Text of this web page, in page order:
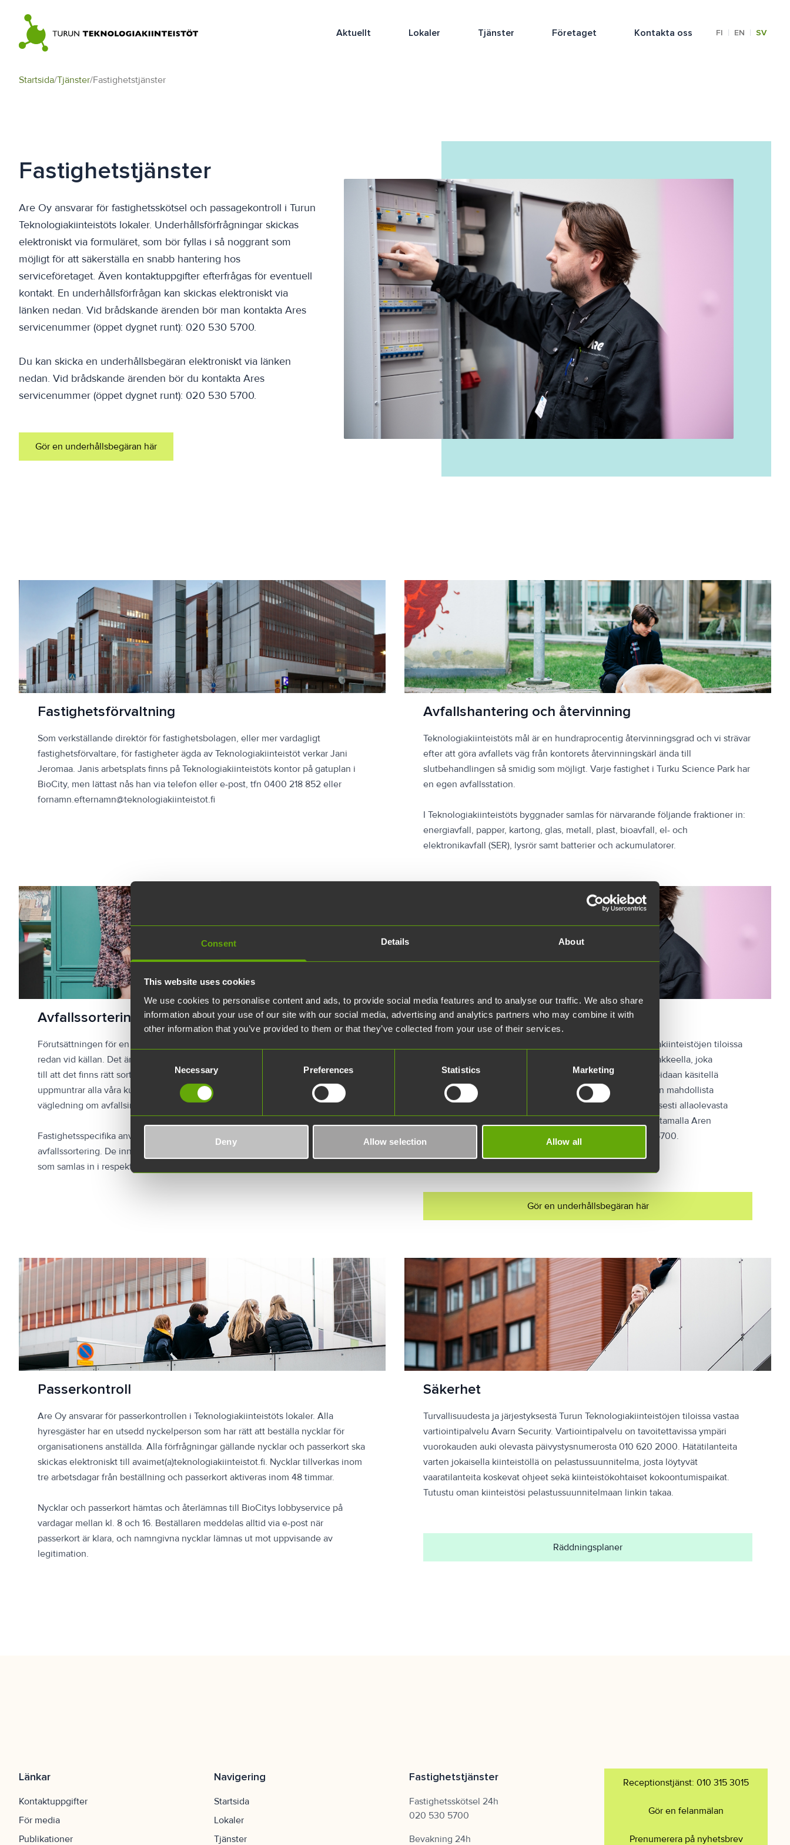
Consent Details About
This website uses cookies
We use cookies to personalise content and ads, to provide social media features and to analyse our traffic. We also share
information about your use of our site with our social media, advertising and analytics partners who may combine it with
other information that you’ve provided to them or that they’ve collected from your use of their services.
Consent
Selection
Necessary Preferences Statistics Marketing
Deny Allow selection Allow all
content
Aktuellt Lokaler Tjänster Företaget Kontakta oss FI | EN | SV
Startsida/Tjänster/Fastighetstjänster
Fastighetstjänster
Are Oy ansvarar för fastighetsskötsel och passagekontroll i Turun
Teknologiakiinteistöts lokaler. Underhållsförfrågningar skickas
elektroniskt via formuläret, som bör fyllas i så noggrant som
möjligt för att säkerställa en snabb hantering hos
serviceföretaget. Även kontaktuppgifter efterfrågas för eventuell
kontakt. En underhållsförfrågan kan skickas elektroniskt via
länken nedan. Vid brådskande ärenden bör man kontakta Ares
servicenummer (öppet dygnet runt): 020 530 5700.
Du kan skicka en underhållsbegäran elektroniskt via länken
nedan. Vid brådskande ärenden bör du kontakta Ares
servicenummer (öppet dygnet runt): 020 530 5700.
Gör en underhållsbegäran här
Fastighetsförvaltning
Som verkställande direktör för fastighetsbolagen, eller mer vardagligt
fastighetsförvaltare, för fastigheter ägda av Teknologiakiinteistöt verkar Jani
Jeromaa. Janis arbetsplats finns på Teknologiakiinteistöts kontor på gatuplan i
BioCity, men lättast nås han via telefon eller e-post, tfn 0400 218 852 eller
fornamn.efternamn@teknologiakiinteistot.fi
Avfallshantering och återvinning
Teknologiakiinteistöts mål är en hundraprocentig återvinningsgrad och vi strävar
efter att göra avfallets väg från kontorets återvinningskärl ända till
slutbehandlingen så smidig som möjligt. Varje fastighet i Turku Science Park har
en egen avfallsstation.
I Teknologiakiinteistöts byggnader samlas för närvarande följande fraktioner in:
energiavfall, papper, kartong, glas, metall, plast, bioavfall, el- och
elektronikavfall (SER), lysrör samt batterier och ackumulatorer.
Avfallssortering på kontoret
Förutsättningen för en effektiv avfallshantering är att avfallet sorteras korrekt
redan vid källan. Det är alla hyresgästers ansvar hos Teknologiakiinteistöt att se
till att det finns rätt sorts och tillräckligt med avfallskärl på kontoret. Vi
uppmuntrar alla våra kunder att återvinna effektivt och vid behov ger vi
vägledning om avfallsinstruktioner och märkning av avfallskärl.
Fastighetsspecifika anvisningar för avfall och återvinning vägleder dig vid
avfallssortering. De innehåller även detaljerad information om vilka fraktioner
som samlas in i respektive fastighet.
Fastighetsskötsel
Kiinteistönhuollosta ja kulunvalvonnasta Turun Teknologiakiinteistöjen tiloissa
vastaa Are Oy. Huoltopyynnöt lähetetään sähköisesti lomakkeella, joka
kannattaa täyttää mahdollisimman tarkasti, jotta pyyntö voidaan käsitellä
nopeasti huoltoyhtiössä. Myös ilmoittajan tiedot pyydetään mahdollista
yhteydenottoa varten. Huoltopyynnön voi lähettää sähköisesti allaolevasta
linkistä. Kiireellisissä asioissa yhteyttä kannattaa ottaa soittamalla Aren
palvelunumeroon (toimii ympäri vuorokauden): 020 530 5700.
Gör en underhållsbegäran här
Passerkontroll
Are Oy ansvarar för passerkontrollen i Teknologiakiinteistöts lokaler. Alla
hyresgäster har en utsedd nyckelperson som har rätt att beställa nycklar för
organisationens anställda. Alla förfrågningar gällande nycklar och passerkort ska
skickas elektroniskt till avaimet(a)teknologiakiinteistot.fi. Nycklar tillverkas inom
tre arbetsdagar från beställning och passerkort aktiveras inom 48 timmar.
Nycklar och passerkort hämtas och återlämnas till BioCitys lobbyservice på
vardagar mellan kl. 8 och 16. Beställaren meddelas alltid via e-post när
passerkort är klara, och namngivna nycklar lämnas ut mot uppvisande av
legitimation.
Säkerhet
Turvallisuudesta ja järjestyksestä Turun Teknologiakiinteistöjen tiloissa vastaa
vartiointipalvelu Avarn Security. Vartiointipalvelu on tavoitettavissa ympäri
vuorokauden auki olevasta päivystysnumerosta 010 620 2000. Hätätilanteita
varten jokaisella kiinteistöllä on pelastussuunnitelma, josta löytyvät
vaaratilanteita koskevat ohjeet sekä kiinteistökohtaiset kokoontumispaikat.
Tutustu oman kiinteistösi pelastussuunnitelmaan linkin takaa.
Räddningsplaner
Länkar
Kontaktuppgifter
För media
Publikationer
Navigering
Startsida
Lokaler
Tjänster
Fastighetstjänster
Fastighetsskötsel 24h
020 530 5700
Bevakning 24h
Receptionstjänst: 010 315 3015
Gör en felanmälan
Prenumerera på nyhetsbrev